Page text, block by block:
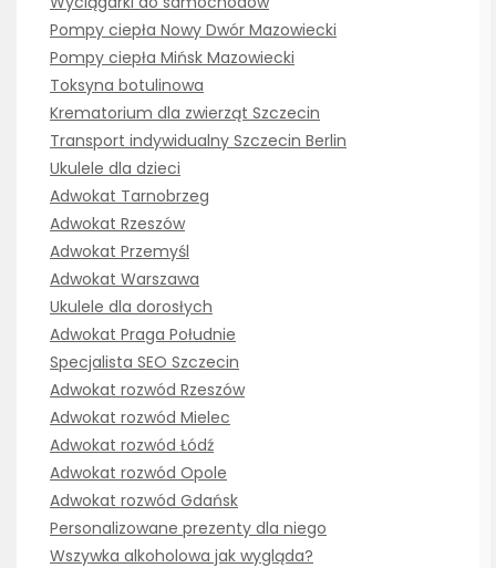
Pompy ciepła Nowy Dwór Mazowiecki
Pompy ciepła Mińsk Mazowiecki
Toksyna botulinowa
Krematorium dla zwierząt Szczecin
Transport indywidualny Szczecin Berlin
Ukulele dla dzieci
Adwokat Tarnobrzeg
Adwokat Rzeszów
Adwokat Przemyśl
Adwokat Warszawa
Ukulele dla dorosłych
Adwokat Praga Południe
Specjalista SEO Szczecin
Adwokat rozwód Rzeszów
Adwokat rozwód Mielec
Adwokat rozwód Łódź
Adwokat rozwód Opole
Adwokat rozwód Gdańsk
Personalizowane prezenty dla niego
Wszywka alkoholowa jak wygląda?